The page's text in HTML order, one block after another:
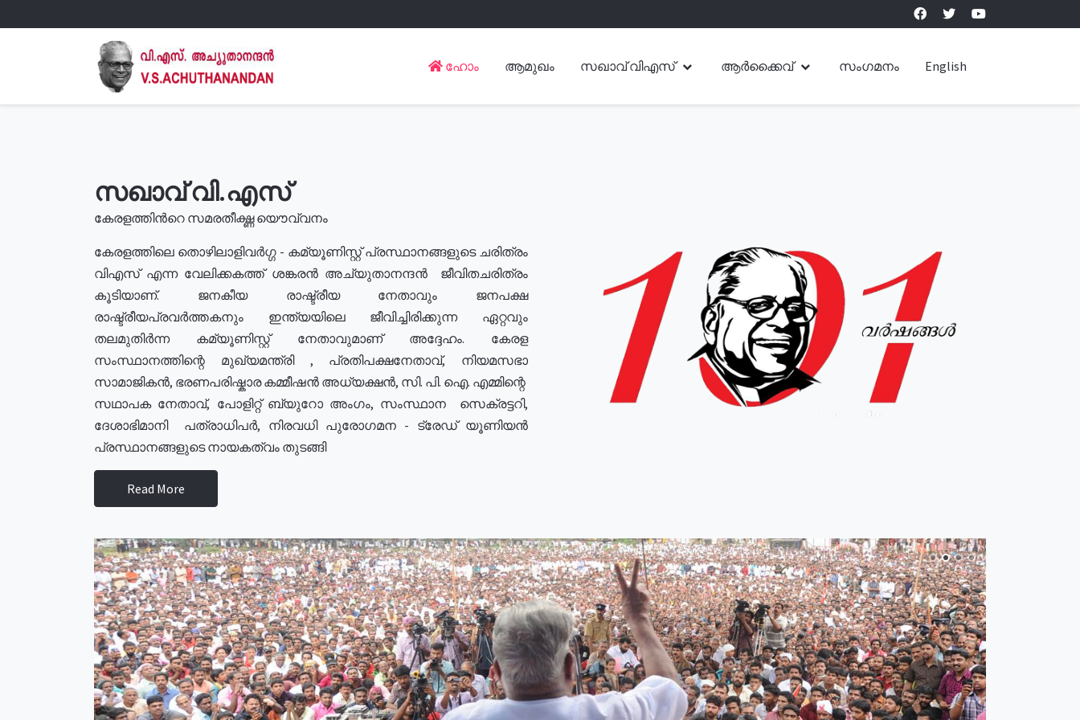
ഹോം ആമുഖം സഖാവ് വിഎസ് ആർക്കൈവ് സംഗമനം English
സഖാവ് വി.എസ്
കേരളത്തിൻറെ സമരതീക്ഷ്ണ യൌവ്വനം
കേരളത്തിലെ തൊഴിലാളിവർഗ്ഗ - കമ്യൂണിസ്റ്റ് പ്രസ്ഥാനങ്ങളുടെ ചരിത്രം
വിഎസ് എന്ന വേലിക്കകത്ത് ശങ്കരൻ അച്യുതാനന്ദൻ ജീവിതചരിത്രം
കൂടിയാണ്. ജനകീയ രാഷ്ട്രീയ നേതാവും ജനപക്ഷ
രാഷ്ട്രീയപ്രവർത്തകനും ഇന്ത്യയിലെ ജീവിച്ചിരിക്കുന്ന ഏറ്റവും
തലമുതിർന്ന കമ്യൂണിസ്റ്റ് നേതാവുമാണ് അദ്ദേഹം. കേരള
സംസ്ഥാനത്തിന്റെ മുഖ്യമന്ത്രി , പ്രതിപക്ഷനേതാവ്, നിയമസഭാ
സാമാജികൻ, ഭരണപരിഷ്കാര കമ്മീഷൻ അധ്യക്ഷൻ, സി. പി. ഐ. എമ്മിന്റെ
സഥാപക നേതാവ്, പോളിറ്റ് ബ്യുറോ അംഗം, സംസ്ഥാന സെക്രട്ടറി,
ദേശാഭിമാനി പത്രാധിപർ, നിരവധി പുരോഗമന - ട്രേഡ് യൂണിയൻ
പ്രസ്ഥാനങ്ങളുടെ നായകത്വം തുടങ്ങി
Read More